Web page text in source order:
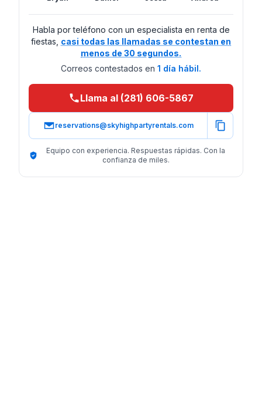
Habla por teléfono con un especialista en renta de
fiestas, casi todas las llamadas se contestan en
menos de 30 segundos.
Correos contestados en 1 día hábil.
Llama al (281) 606-5867
reservations@skyhighpartyrentals.com
Equipo con experiencia. Respuestas rápidas. Con la
confianza de miles.